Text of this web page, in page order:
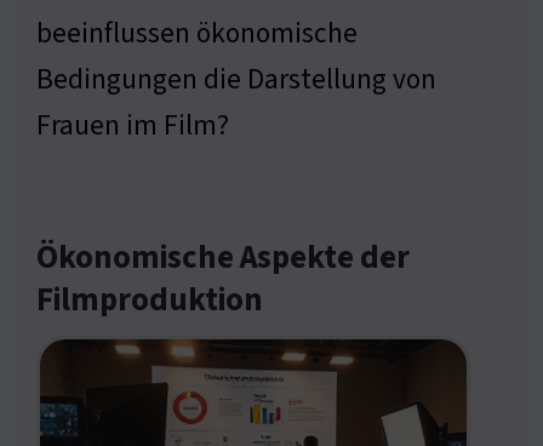
beeinflussen ökonomische
Bedingungen die Darstellung von
Frauen im Film?
Ökonomische Aspekte der
Filmproduktion